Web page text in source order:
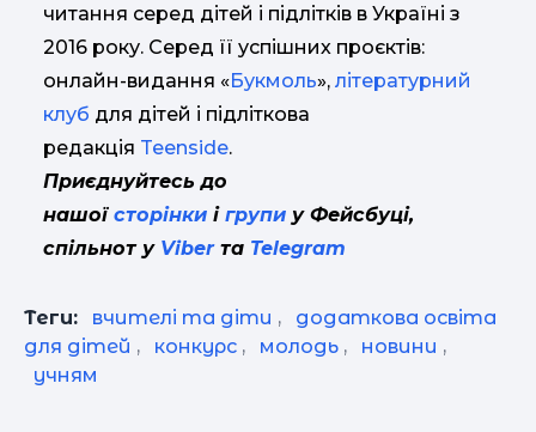
читання серед дітей і підлітків в Україні з
2016 року. Серед її успішних проєктів:
онлайн-видання «Букмоль», літературний
клуб для дітей і підліткова
редакція Teenside.
Приєднуйтесь до
нашої сторінки і групи у Фейсбуці,
спільнот у Viberта Telegram
Теги: вчителі та діти ,
додаткова освіта
для дітей , конкурс , молодь , новини ,
учням